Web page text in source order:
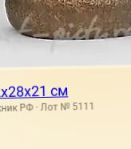
см
РФ · Лот № 5111